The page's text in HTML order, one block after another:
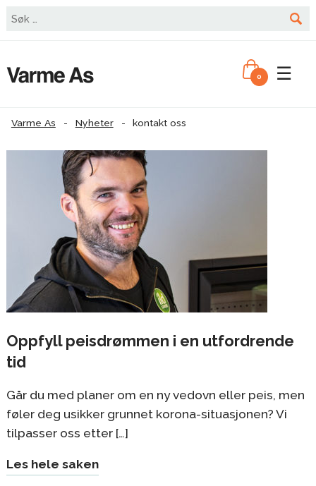
☰
0
Varme As - Nyheter - kontakt oss
Oppfyll peisdrømmen i en utfordrende
tid
Går du med planer om en ny vedovn eller peis, men
føler deg usikker grunnet korona-situasjonen? Vi
tilpasser oss etter […]
Les hele saken